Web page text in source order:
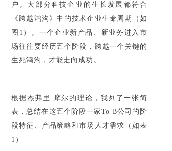
户。大部分科技企业的生长发展都符合
《跨越鸿沟》中的技术企业生命周期（如
图1）。一个企业新产品、新业务进入市
场往往要经历五个阶段，跨越一个关键的
生死鸿沟，才能走向成功。
根据杰弗里·摩尔的理论，我列了一张简
表，总结在这五个阶段一家To B公司的阶
段特征、产品策略和市场人才需求（如表
1）